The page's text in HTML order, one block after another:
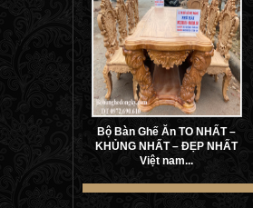
Bộ Bàn Ghế Ăn TO NHẤT –
KHỦNG NHẤT – ĐẸP NHẤT
Việt nam...